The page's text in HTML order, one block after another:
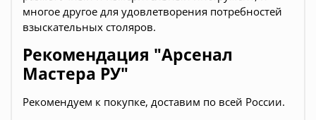
многое другое для удовлетворения потребностей
взыскательных столяров.
Рекомендация "Арсенал
Мастера РУ"
Рекомендуем к покупке, доставим по всей России.